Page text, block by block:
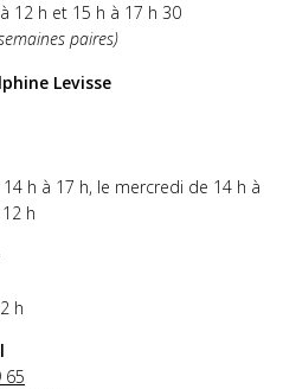
12 h et 15 h à 17 h 30
paires)
Levisse
h à 17 h, le mercredi de 14 h à
h
h
65